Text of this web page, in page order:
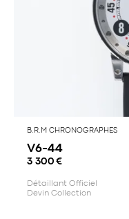
B.R.M CHRONOGRAPHES
V6-44
3 300 €
Détaillant Officiel
Devin Collection